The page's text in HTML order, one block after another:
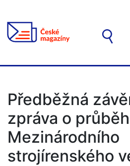
Předběžná
zpráva o
Mezinárodního
strojírenského